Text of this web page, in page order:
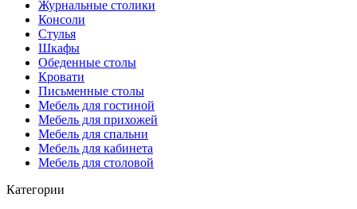
Журнальные столики
Консоли
Стулья
Шкафы
Обеденные столы
Кровати
Письменные столы
Мебель для гостиной
Мебель для прихожей
Мебель для спальни
Мебель для кабинета
Мебель для столовой
Категории